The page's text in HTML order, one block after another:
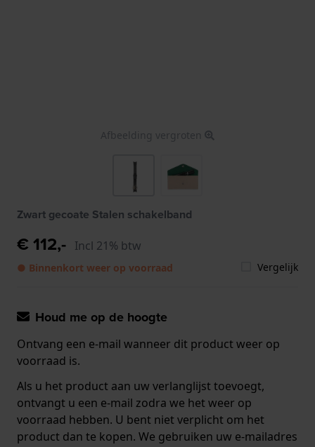
Afbeelding vergroten
Zwart gecoate Stalen schakelband
€ 112,- Incl 21% btw
● Binnenkort weer op voorraad Vergelijk
Houd me op de hoogte
Ontvang een e-mail wanneer dit product weer op
voorraad is.
Als u het product aan uw verlanglijst toevoegt,
ontvangt u een e-mail zodra we het weer op
voorraad hebben. U bent niet verplicht om het
product dan te kopen. We gebruiken uw e-mailadres